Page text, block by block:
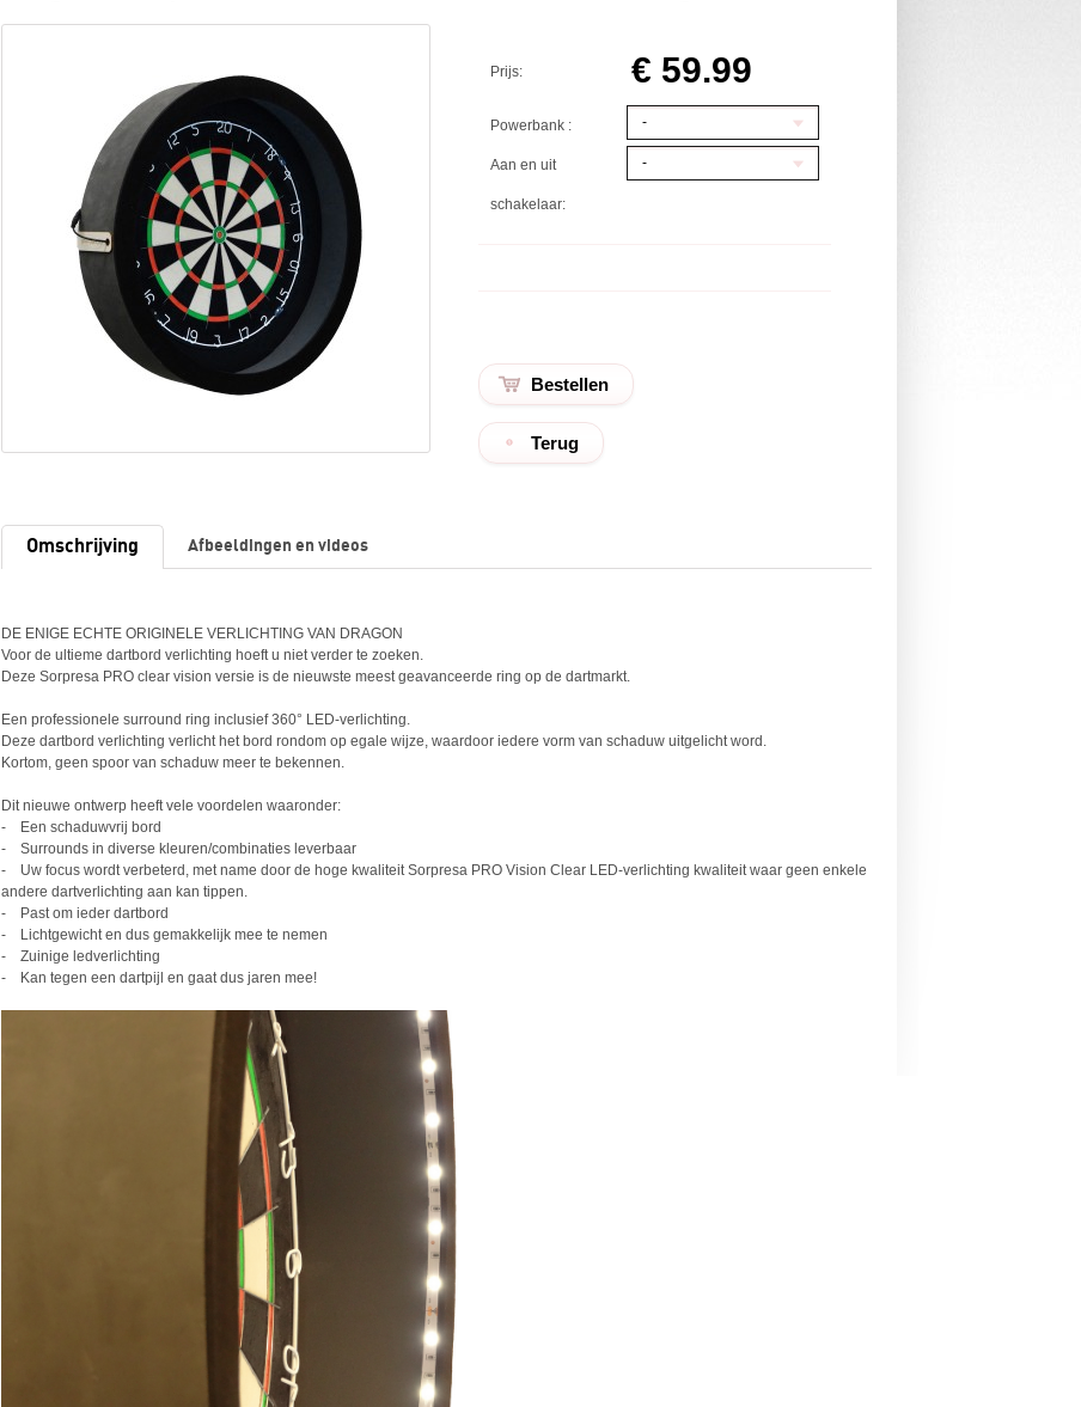
Prijs: € 59.99
Powerbank : -
Aan en uit
schakelaar:
-
Terug
Omschrijving Afbeeldingen en videos
DE ENIGE ECHTE ORIGINELE VERLICHTING VAN DRAGON
Voor de ultieme dartbord verlichting hoeft u niet verder te zoeken.
Deze Sorpresa PRO clear vision versie is de nieuwste meest geavanceerde ring op de dartmarkt.
Een professionele surround ring inclusief 360° LED-verlichting.
Deze dartbord verlichting verlicht het bord rondom op egale wijze, waardoor iedere vorm van schaduw uitgelicht word.
Kortom, geen spoor van schaduw meer te bekennen.
Dit nieuwe ontwerp heeft vele voordelen waaronder:
- Een schaduwvrij bord
- Surrounds in diverse kleuren/combinaties leverbaar
- Uw focus wordt verbeterd, met name door de hoge kwaliteit Sorpresa PRO Vision Clear LED-verlichting kwaliteit waar geen enkele
andere dartverlichting aan kan tippen.
- Past om ieder dartbord
- Lichtgewicht en dus gemakkelijk mee te nemen
- Zuinige ledverlichting
- Kan tegen een dartpijl en gaat dus jaren mee!